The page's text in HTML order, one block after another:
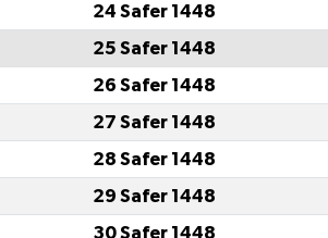
24 Safer 1448
25 Safer 1448
26 Safer 1448
27 Safer 1448
28 Safer 1448
29 Safer 1448
30 Safer 1448